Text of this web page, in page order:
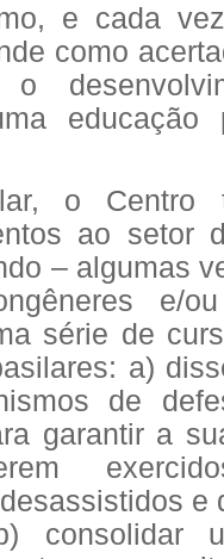
e cada
como
educação
o Centro
ao setor
– algumas
e/
série de
a)
de
garantir a
e
consolidar